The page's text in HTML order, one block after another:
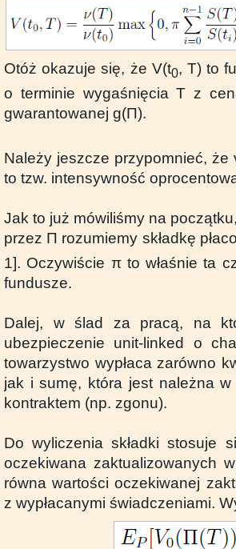
Otóż okazuje się, że V(t0, T) to
o terminie wygaśnięcia T z
gwarantowanej g(Π).
Należy jeszcze przypomnieć,
to tzw. intensywność
Jak to już mówiliśmy na
przez Π rozumiemy składkę
1]. Oczywiście π to właśnie ta
fundusze.
Dalej, w ślad za pracą, na
ubezpieczenie unit-linked o
towarzystwo wypłaca zarówno
jak i sumę, która jest należna
kontraktem (np. zgonu).
Do wyliczenia składki stosuje
oczekiwana zaktualizowanych
równa wartości oczekiwanej
z wypłacanymi świadczeniami.